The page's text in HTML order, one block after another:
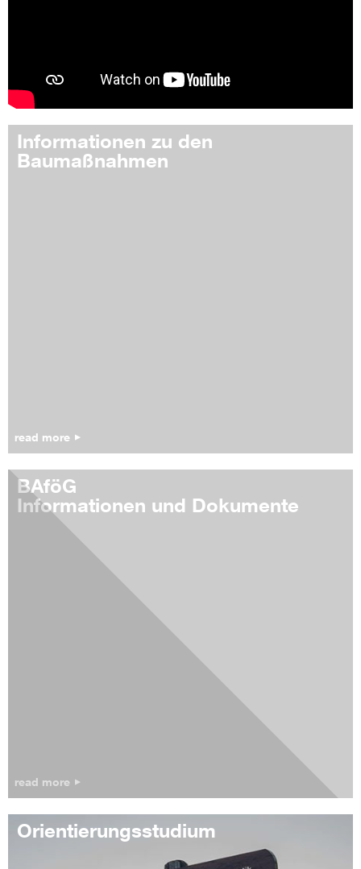
Informationen zu den
Baumaßnahmen
read more
BAföG
Informationen und Dokumente
read more
Orientierungsstudium